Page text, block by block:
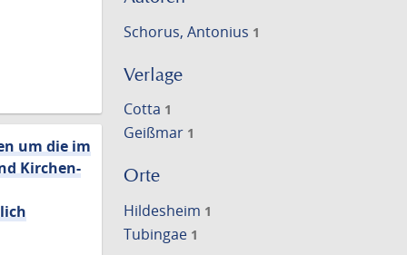
Schorus, Antonius 1
Verlage
Cotta 1
Geißmar 1
Orte
Hildesheim 1
Tubingae 1
um die im
Kirchen-